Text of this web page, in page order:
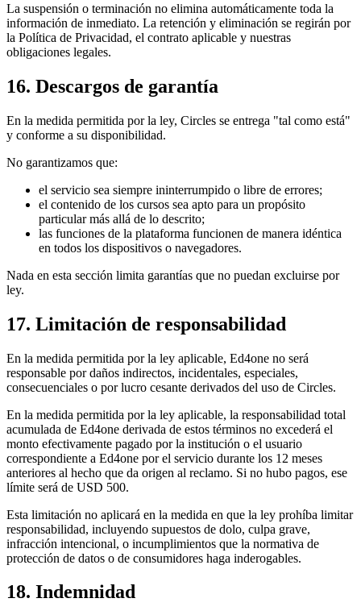
La suspensión o terminación no elimina automáticamente toda la
información de inmediato. La retención y eliminación se regirán por
la Política de Privacidad, el contrato aplicable y nuestras
obligaciones legales.
16. Descargos de garantía
En la medida permitida por la ley, Circles se entrega "tal como está"
y conforme a su disponibilidad.
No garantizamos que:
el servicio sea siempre ininterrumpido o libre de errores;
el contenido de los cursos sea apto para un propósito
particular más allá de lo descrito;
las funciones de la plataforma funcionen de manera idéntica
en todos los dispositivos o navegadores.
Nada en esta sección limita garantías que no puedan excluirse por
ley.
17. Limitación de responsabilidad
En la medida permitida por la ley aplicable, Ed4one no será
responsable por daños indirectos, incidentales, especiales,
consecuenciales o por lucro cesante derivados del uso de Circles.
En la medida permitida por la ley aplicable, la responsabilidad total
acumulada de Ed4one derivada de estos términos no excederá el
monto efectivamente pagado por la institución o el usuario
correspondiente a Ed4one por el servicio durante los 12 meses
anteriores al hecho que da origen al reclamo. Si no hubo pagos, ese
límite será de USD 500.
Esta limitación no aplicará en la medida en que la ley prohíba limitar
responsabilidad, incluyendo supuestos de dolo, culpa grave,
infracción intencional, o incumplimientos que la normativa de
protección de datos o de consumidores haga inderogables.
18. Indemnidad